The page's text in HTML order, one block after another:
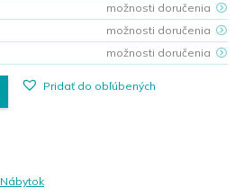
možnosti doručenia
možnosti doručenia
možnosti doručenia
Pridať do obľúbených
Nábytok